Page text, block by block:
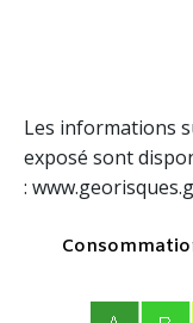
Les informations
exposé sont
: